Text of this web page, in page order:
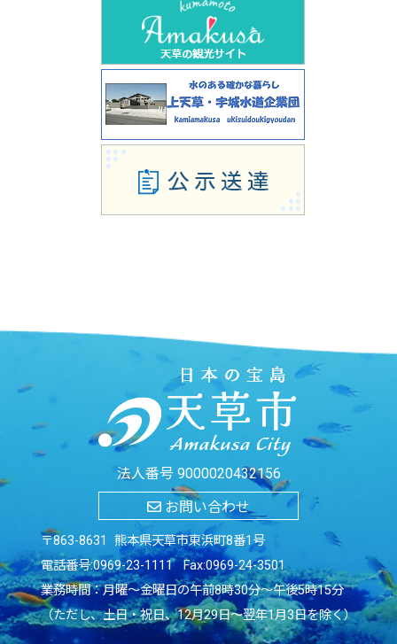
法人番号 9000020432156
お問い合わせ
〒863-8631 熊本県天草市東浜町8番1号
電話番号:0969-23-1111Fax:0969-24-3501
業務時間：月曜～金曜日の午前8時30分～午後5時15分
（ただし、土日・祝日、12月29日～翌年1月3日を除く）